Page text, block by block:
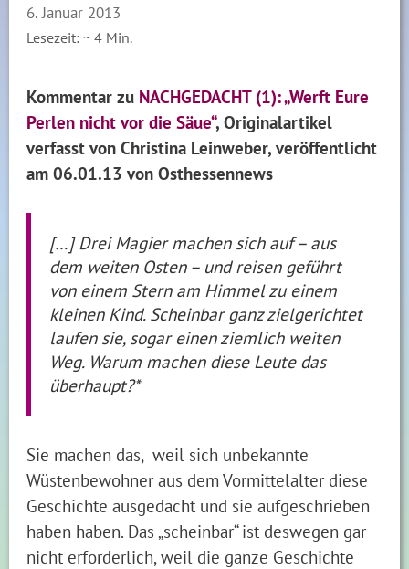
6. Januar 2013
Lesezeit: ~4 Min.
Kommentar zu NACHGEDACHT (1): „Werft Eure
Perlen nicht vor die Säue“, Originalartikel
verfasst von Christina Leinweber, veröffentlicht
am 06.01.13 von Osthessennews
[…] Drei Magier machen sich auf – aus
dem weiten Osten – und reisen geführt
von einem Stern am Himmel zu einem
kleinen Kind. Scheinbar ganz zielgerichtet
laufen sie, sogar einen ziemlich weiten
Weg. Warum machen diese Leute das
überhaupt?*
Sie machen das, weil sich unbekannte
Wüstenbewohner aus dem Vormittelalter diese
Geschichte ausgedacht und sie aufgeschrieben
haben haben. Das „scheinbar“ ist deswegen gar
nicht erforderlich, weil die ganze Geschichte